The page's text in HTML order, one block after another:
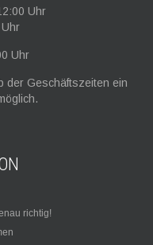
Uhr
Uhr
der Geschäftszeiten ein
richtig!